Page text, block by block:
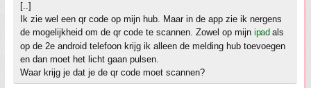
[..]
Ik zie wel een qr code op mijn hub. Maar in de app zie ik nergens
de mogelijkheid om de qr code te scannen. Zowel op mijn ipad als
op de 2e android telefoon krijg ik alleen de melding hub toevoegen
en dan moet het licht gaan pulsen.
Waar krijg je dat je de qr code moet scannen?